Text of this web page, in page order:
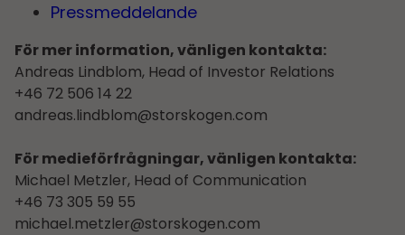
Pressmeddelande
För mer information, vänligen kontakta:
Andreas Lindblom, Head of Investor Relations
+46 72 506 14 22
andreas.lindblom@storskogen.com
För medieförfrågningar, vänligen kontakta:
Michael Metzler, Head of Communication
+46 73 305 59 55
michael.metzler@storskogen.com